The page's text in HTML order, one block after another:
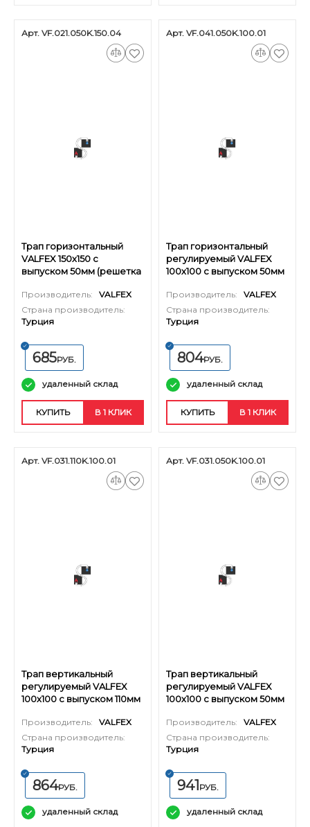
Арт. VF.021.050K.150.04
Трап горизонтальный
VALFEX 150х150 с
выпуском 50мм (решетка
Производитель:
VALFEX
Страна производитель:
Турция
685РУБ.
удаленный склад
КУПИТЬ В 1 КЛИК
Арт. VF.041.050K.100.01
Трап горизонтальный
регулируемый VALFEX
100х100 с выпуском 50мм
Производитель:
VALFEX
Страна производитель:
Турция
804РУБ.
удаленный склад
КУПИТЬ В 1 КЛИК
Арт. VF.031.110K.100.01
Трап вертикальный
регулируемый VALFEX
100х100 с выпуском 110мм
Производитель:
VALFEX
Страна производитель:
Турция
864РУБ.
удаленный склад
Арт. VF.031.050K.100.01
Трап вертикальный
регулируемый VALFEX
100х100 с выпуском 50мм
Производитель:
VALFEX
Страна производитель:
Турция
941РУБ.
удаленный склад